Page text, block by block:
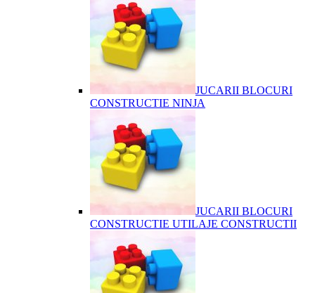
JUCARII BLOCURI
CONSTRUCTIE NINJA
JUCARII BLOCURI
CONSTRUCTIE UTILAJE CONSTRUCTII